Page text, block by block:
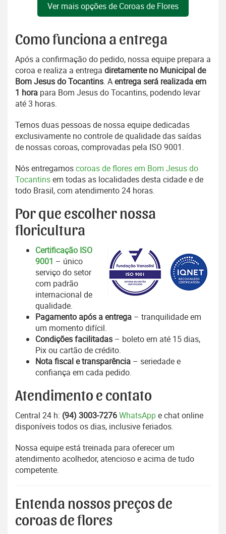
Ver mais opções de Coroas de Flores
Como funciona a entrega
Após a confirmação do pedido, nossa equipe prepara a
coroa e realiza a entrega diretamente no Municipal de
Bom Jesus do Tocantins. Aentrega será realizada em
1 hora para Bom Jesus do Tocantins, podendo levar
até 3 horas.
Temos duas pessoas de nossa equipe dedicadas
exclusivamente no controle de qualidade das saídas
de nossas coroas, comprovadas pela ISO 9001.
Nós entregamoscoroas de flores em Bom Jesus do
Tocantinsem todas as localidades desta cidade e de
todo Brasil, com atendimento 24 horas.
Por que escolher nossa
floricultura
Certificação ISO
9001 – único
serviço do setor
com padrão
internacional de
qualidade.
Pagamento após a entrega – tranquilidade em
um momento difícil.
Condições facilitadas – boleto em até 15 dias,
Pix ou cartão de crédito.
Nota fiscal e transparência – seriedade e
confiança em cada pedido.
Atendimento e contato
Central 24 h: (94) 3003-7276WhatsAppe chat online
disponíveis todos os dias, inclusive feriados.
Nossa equipe está treinada para oferecer um
atendimento acolhedor, atencioso e acima de tudo
competente.
Entenda nossos preços de
coroas de flores